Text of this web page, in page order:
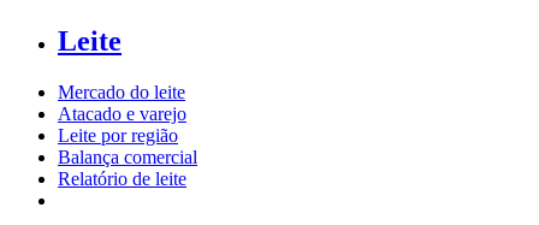
Leite
Mercado do leite
Atacado e varejo
Leite por região
Balança comercial
Relatório de leite